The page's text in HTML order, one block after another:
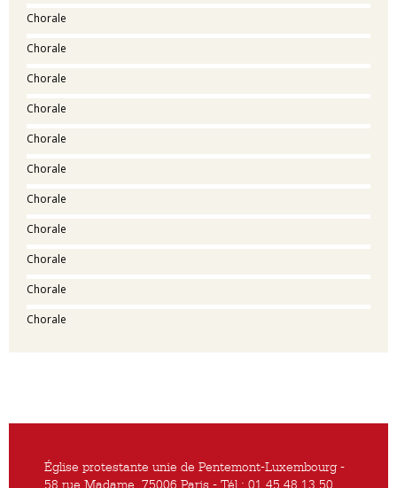
Chorale
Chorale
Chorale
Chorale
Chorale
Chorale
Chorale
Chorale
Chorale
Chorale
Chorale
Église protestante unie de Pentemont-Luxembourg -
58 rue Madame, 75006 Paris - Tél : 01 45 48 13 50